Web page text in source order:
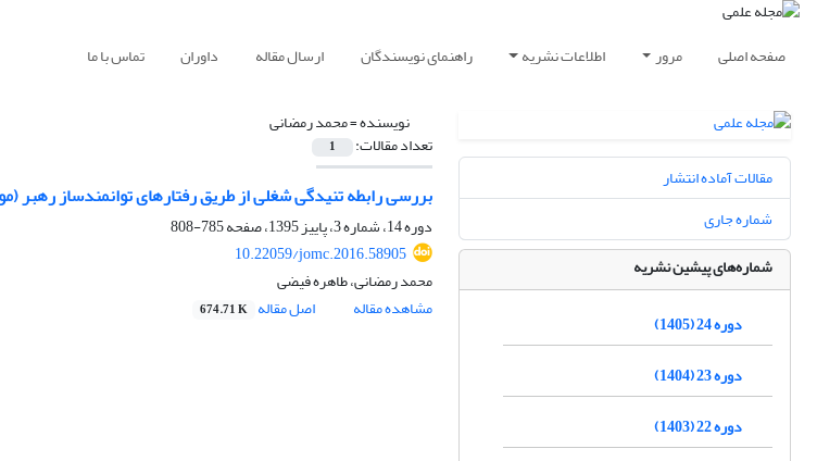
صفحه اصلی مرور اطلاعات نشریه راهنمای نویسندگان ارسال مقاله داوران تماس با ما
نویسنده =محمد رمضانی
تعداد مقالات: 1
بررسی رابطه تنیدگی شغلی از طریق رفتارهای توانمندساز رهبر
دوره 14، شماره 3، پاییز 1395، صفحه
785-808
10.22059/jomc.2016.58905
محمد رمضانی، طاهره فیضی
مشاهده مقاله
اصل مقاله 674.71 K
مقالات آماده انتشار
شماره جاری
شماره‌های پیشین نشریه
دوره 24 (1405)
دوره 23 (1404)
دوره 22 (1403)